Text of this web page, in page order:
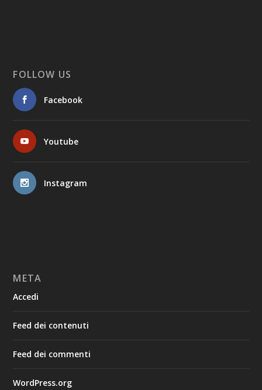
FOLLOW US
Facebook
Youtube
Instagram
META
Accedi
Feed dei contenuti
Feed dei commenti
WordPress.org